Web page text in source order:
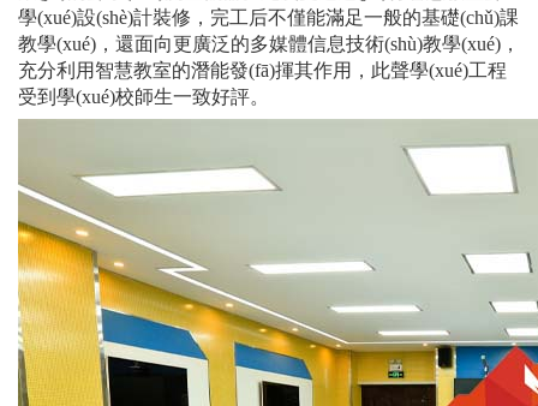
學(xué)設(shè)計裝修，完工后不僅能滿足一般的基礎(chǔ)課
教學(xué)，還面向更廣泛的多媒體信息技術(shù)教學(xué)，
充分利用智慧教室的潛能發(fā)揮其作用，此聲學(xué)工程
受到學(xué)校師生一致好評。